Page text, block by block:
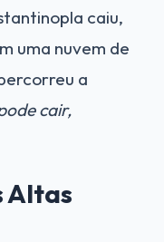
caiu,
uma nuvem de
a
cair,
Altas